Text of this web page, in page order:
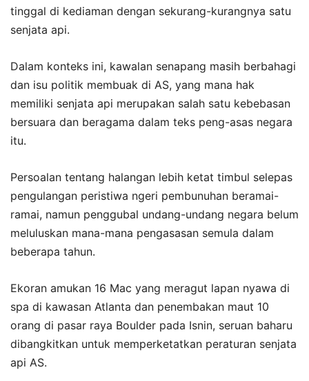
tinggal di kediaman dengan sekurang-kurangnya satu
senjata api.
Dalam konteks ini, kawalan senapang masih berbahagi
dan isu politik membuak di AS, yang mana hak
memiliki senjata api merupakan salah satu kebebasan
bersuara dan beragama dalam teks peng-asas negara
itu.
Persoalan tentang halangan lebih ketat timbul selepas
pengulangan peristiwa ngeri pembunuhan beramai-
ramai, namun penggubal undang-undang negara belum
meluluskan mana-mana pengasasan semula dalam
beberapa tahun.
Ekoran amukan 16 Mac yang meragut lapan nyawa di
spa di kawasan Atlanta dan penembakan maut 10
orang di pasar raya Boulder pada Isnin, seruan baharu
dibangkitkan untuk memperketatkan peraturan senjata
api AS.